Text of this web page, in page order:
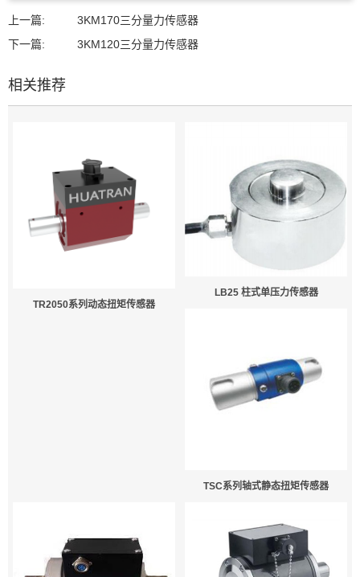
上一篇:
3KM170三分量力传感器
下一篇:
3KM120三分量力传感器
相关推荐
TR2050系列动态扭矩传感器
LB25 柱式单压力传感器
TSC系列轴式静态扭矩传感器